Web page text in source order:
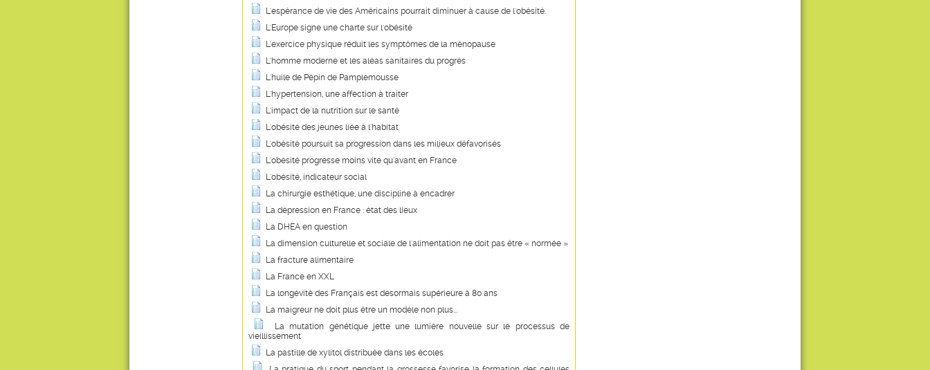
L'espérance de vie des Américains pourrait diminuer à cause de l'obésité.
L'Europe signe une charte sur l'obésité
L'exercice physique réduit les symptômes de la ménopause
L'homme moderne et les aléas sanitaires du progrès
L'huile de Pépin de Pamplemousse
L'hypertension, une affection à traiter
L'impact de la nutrition sur le santé
L'obésité des jeunes liée à l'habitat
L'obésité poursuit sa progression dans les milieux défavorisés
L'obésité progresse moins vite qu'avant en France
L'obésité, indicateur social
La chirurgie esthétique, une discipline à encadrer
La dépression en France : état des lieux
La DHEA en question
La dimension culturelle et sociale de l'alimentation ne doit pas être « normée »
La fracture alimentaire
La France en XXL
La longévité des Français est désormais supérieure à 80 ans
La maigreur ne doit plus être un modèle non plus...
La mutation génétique jette une lumière nouvelle sur le processus de
vieillissement
La pastille de xylitol distribuée dans les écoles